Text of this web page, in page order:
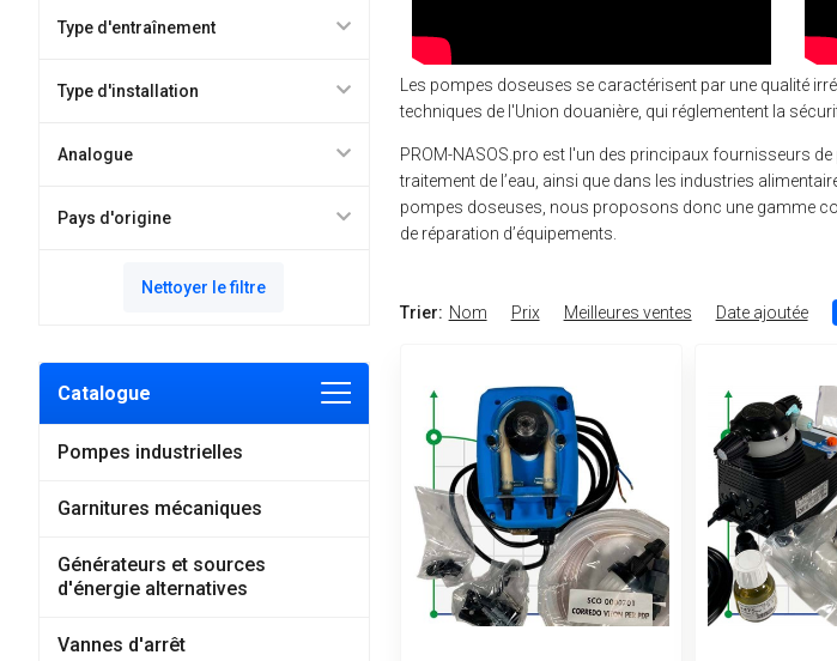
Type d'entraînement
Type d'installation
Analogue
Pays d'origine
Nettoyer le filtre
Catalogue
Pompes industrielles
Garnitures mécaniques
Générateurs et sources
d'énergie alternatives
Vannes d'arrêt
Les pompes doseuses se caractérisent par une qualité
techniques de l'Union douanière, qui réglementent la
PROM-NASOS.pro est l'un des principaux fournisseurs
traitement de l’eau, ainsi que dans les industries
pompes doseuses, nous proposons donc une gamme
de réparation d’équipements.
Trier: Nom Prix Meilleures ventes Date ajoutée